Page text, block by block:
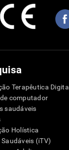
Terapêutica Digital
computador
saudáveis
Holística
(iTV)